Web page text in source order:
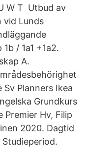
W T Utbud av
vid Lunds
/ 1a1 +1a2.
A.
Planners Ikea
Grundkurs
Premier Hv, Filip
2020. Dagtid
Studieperiod.